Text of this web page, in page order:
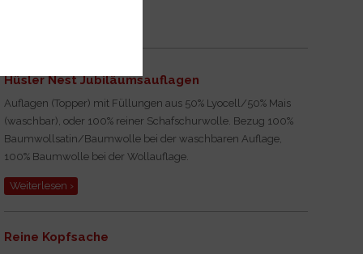
Hüsler Nest Jubiläumsauflagen
Auflagen (Topper) mit Füllungen aus 50% Lyocell/50% Mais
(waschbar), oder 100% reiner Schafschurwolle. Bezug 100%
Baumwollsatin/Baumwolle bei der waschbaren Auflage,
100% Baumwolle bei der Wollauflage.
Weiterlesen ›
Reine Kopfsache